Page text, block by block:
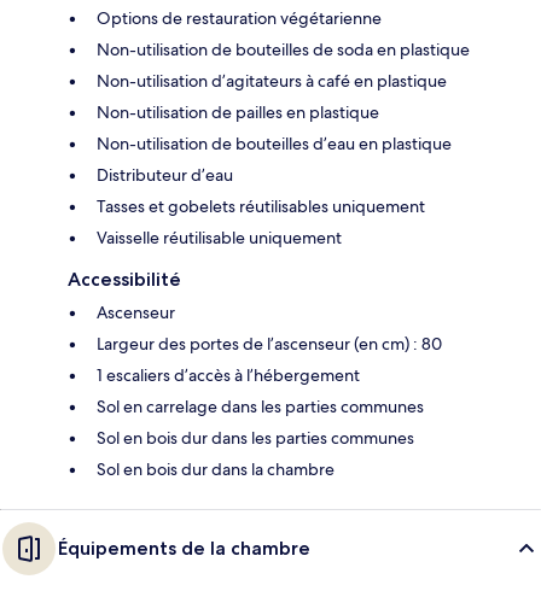
Options de restauration végétarienne
Non-utilisation de bouteilles de soda en plastique
Non-utilisation d’agitateurs à café en plastique
Non-utilisation de pailles en plastique
Non-utilisation de bouteilles d’eau en plastique
Distributeur d’eau
Tasses et gobelets réutilisables uniquement
Vaisselle réutilisable uniquement
Accessibilité
Ascenseur
Largeur des portes de l’ascenseur (en cm) : 80
1 escaliers d’accès à l’hébergement
Sol en carrelage dans les parties communes
Sol en bois dur dans les parties communes
Sol en bois dur dans la chambre
Équipements de la chambre